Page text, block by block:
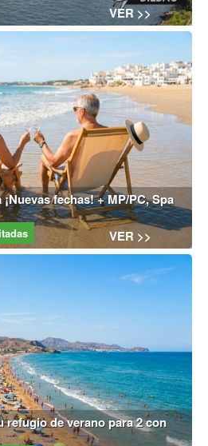
VER >>
fechas! + MP/PC, Spa
VER >>
refugio de verano para 2 con